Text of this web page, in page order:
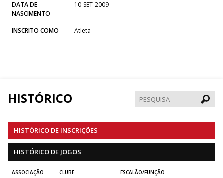
DATA DE
NASCIMENTO
10-SET-2009
INSCRITO COMO Atleta
HISTÓRICO
HISTÓRICO DE INSCRIÇÕES
HISTÓRICO DE JOGOS
ASSOCIAÇÃO CLUBE ESCALÃO/FUNÇÃO